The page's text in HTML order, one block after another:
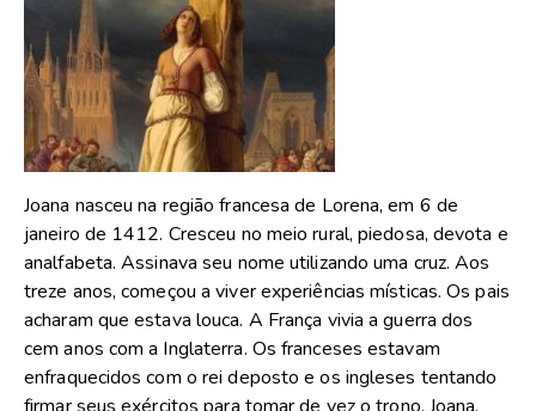
Joana nasceu na região francesa de Lorena, em 6 de
janeiro de 1412. Cresceu no meio rural, piedosa, devota e
analfabeta. Assinava seu nome utilizando uma cruz. Aos
treze anos, começou a viver experiências místicas. Os pais
acharam que estava louca. A França vivia a guerra dos
cem anos com a Inglaterra. Os franceses estavam
enfraquecidos com o rei deposto e os ingleses tentando